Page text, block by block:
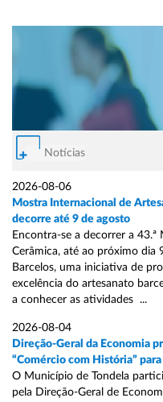
Notícias
2026-08-06
Mostra Internacional de
decorre até 9 de agosto
Encontra-se a decorrer a
Cerâmica, até ao próximo dia
Barcelos, uma iniciativa de
excelência do artesanato
a conhecer as atividades ...
2026-08-04
Direção-Geral da Economia
“Comércio com História”
O Município de Tondela
pela Direção-Geral de